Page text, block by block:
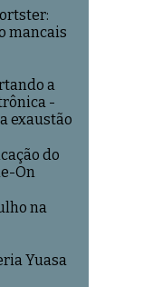
mancais
a
-
exaustão
do
On
na
Yuasa